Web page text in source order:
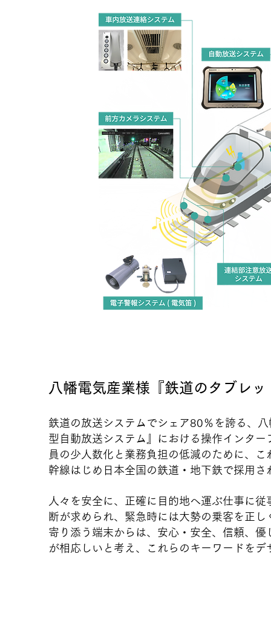
八幡電気産業様『鉄道のタブレッ
鉄道の放送システムでシェア80％を誇る、
型自動放送システム』における操作インター
員の少人数化と業務負担の低減のために、
幹線はじめ日本全国の鉄道・地下鉄で採用さ
人々を安全に、正確に目的地へ運ぶ仕事に
断が求められ、緊急時には大勢の乗客を正
寄り添う端末からは、安心・安全、信頼、
が相応しいと考え、これらのキーワードを